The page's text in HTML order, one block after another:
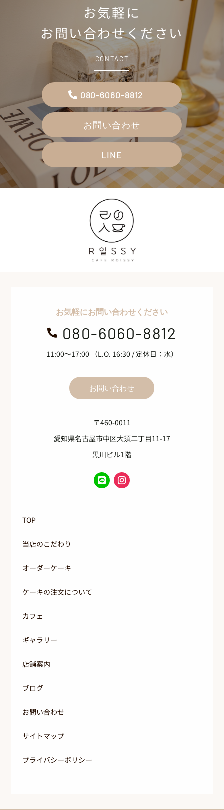
お気軽に
お問い合わせください
CONTACT
080-6060-8812
お問い合わせ
LINE
お気軽にお問い合わせください
 080-6060-8812
11:00～17:00 （L.O. 16:30 / 定休日：水）
お問い合わせ
〒460-0011
愛知県名古屋市中区大須二丁目11-17
黒川ビル1階
TOP
当店のこだわり
オーダーケーキ
ケーキの注文について
カフェ
ギャラリー
店舗案内
ブログ
お問い合わせ
サイトマップ
プライバシーポリシー